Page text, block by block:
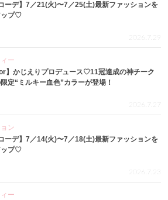
ーデ】7／21(火)〜7／25(土)最新ファッションを
ップ♡
2026.7.29
ー
】かじえりプロデュース♡11冠達成の神チーク
定“ミルキー血色”カラーが登場！
2026.7.27
ン
ーデ】7／14(火)〜7／18(土)最新ファッションを
ップ♡
2026.7.23
ー